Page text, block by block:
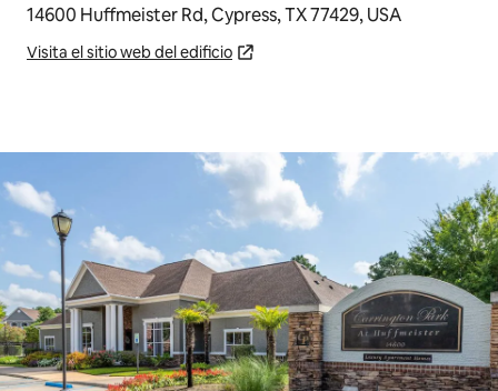
14600 Huffmeister Rd, Cypress, TX 77429, USA
Visita el sitio web del edificio